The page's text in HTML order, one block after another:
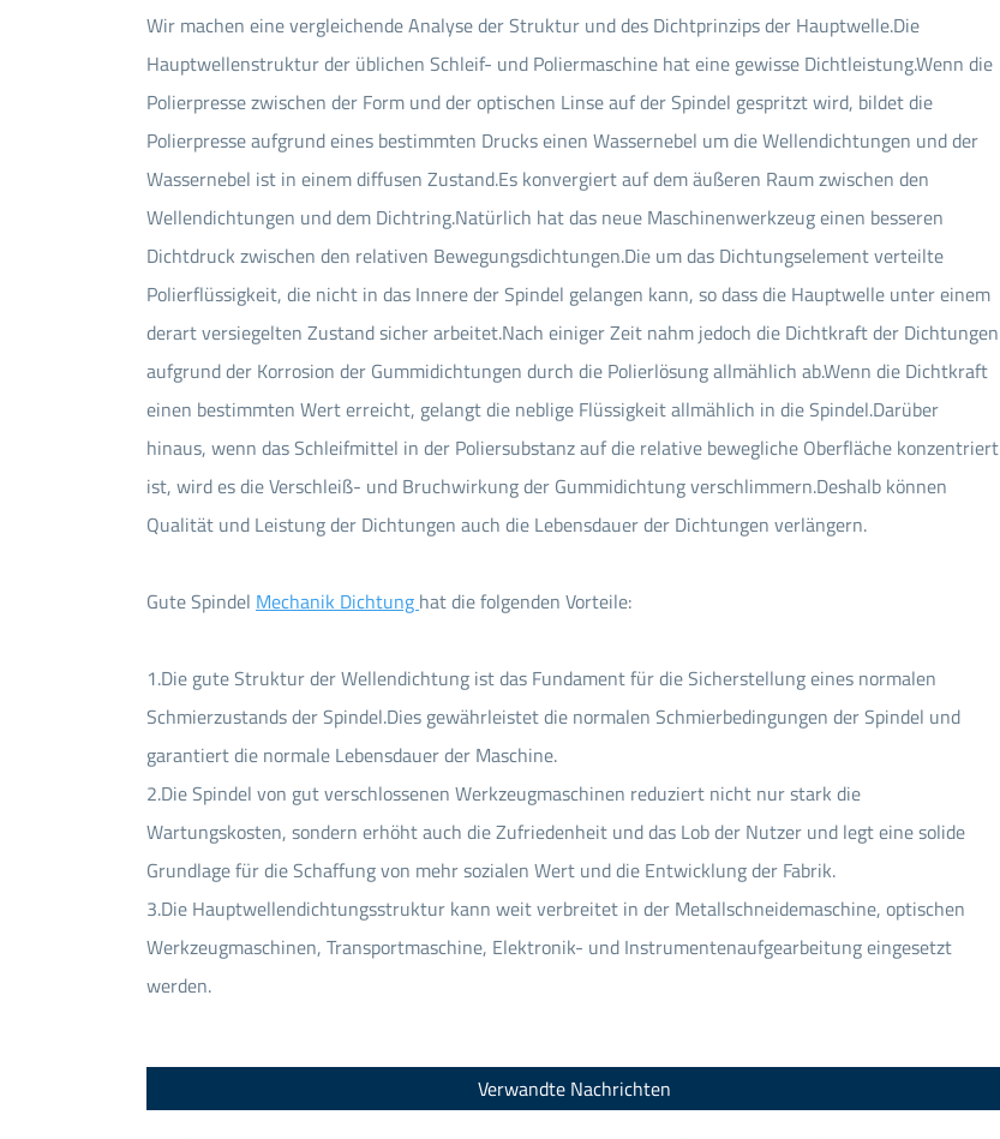
Dichtung Ersatzteile O-Ring
Dichtung Ersatzteile Ärmel
Glasur mit Dichtungen
Wir machen eine vergleichende Analyse der Struktur und des Dichtprinzips der Hauptwelle.Die
Hauptwellenstruktur der üblichen Schleif- und Poliermaschine hat eine gewisse Dichtleistung.Wenn die
Polierpresse zwischen der Form und der optischen Linse auf der Spindel gespritzt wird, bildet die
Polierpresse aufgrund eines bestimmten Drucks einen Wassernebel um die Wellendichtungen und der
Wassernebel ist in einem diffusen Zustand.Es konvergiert auf dem äußeren Raum zwischen den
Wellendichtungen und dem Dichtring.Natürlich hat das neue Maschinenwerkzeug einen besseren
Dichtdruck zwischen den relativen Bewegungsdichtungen.Die um das Dichtungselement verteilte
Polierflüssigkeit, die nicht in das Innere der Spindel gelangen kann, so dass die Hauptwelle unter einem
derart versiegelten Zustand sicher arbeitet.Nach einiger Zeit nahm jedoch die Dichtkraft der Dichtungen
aufgrund der Korrosion der Gummidichtungen durch die Polierlösung allmählich ab.Wenn die Dichtkraft
einen bestimmten Wert erreicht, gelangt die neblige Flüssigkeit allmählich in die Spindel.Darüber
hinaus, wenn das Schleifmittel in der Poliersubstanz auf die relative bewegliche Oberfläche konzentriert
ist, wird es die Verschleiß- und Bruchwirkung der Gummidichtung verschlimmern.Deshalb können
Qualität und Leistung der Dichtungen auch die Lebensdauer der Dichtungen verlängern.
Gute Spindel Mechanik Dichtung hat die folgenden Vorteile:
1.Die gute Struktur der Wellendichtung ist das Fundament für die Sicherstellung eines normalen
Schmierzustands der Spindel.Dies gewährleistet die normalen Schmierbedingungen der Spindel und
garantiert die normale Lebensdauer der Maschine.
2.Die Spindel von gut verschlossenen Werkzeugmaschinen reduziert nicht nur stark die
Wartungskosten, sondern erhöht auch die Zufriedenheit und das Lob der Nutzer und legt eine solide
Grundlage für die Schaffung von mehr sozialen Wert und die Entwicklung der Fabrik.
3.Die Hauptwellendichtungsstruktur kann weit verbreitet in der Metallschneidemaschine, optischen
Werkzeugmaschinen, Transportmaschine, Elektronik- und Instrumentenaufgearbeitung eingesetzt
werden.
Verwandte Nachrichten